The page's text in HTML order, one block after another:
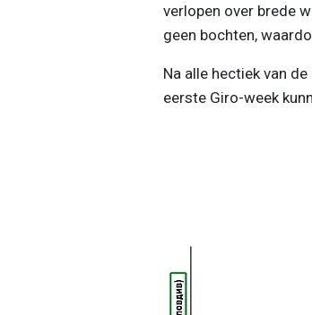
verlopen over brede
geen bochten,
Na alle hectiek van
eerste Giro-week